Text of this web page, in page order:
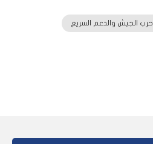
حرب الجيش والدعم السريع